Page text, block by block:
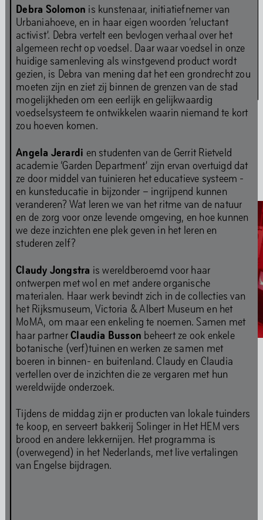
Amulet & Photon – Film Screening and Performance
6jul,2024
Media
Media Archief
Muziek
Debra Solomon is kunstenaar, initiatiefnemer van
Urbaniahoeve, en in haar eigen woorden ‘reluctant
activist’. Debra vertelt een bevlogen verhaal over het
algemeen recht op voedsel. Daar waar voedsel in onze
huidige samenleving als winstgevend product wordt
gezien, is Debra van mening dat het een grondrecht zou
moeten zijn en ziet zij binnen de grenzen van de stad
mogelijkheden om een eerlijk en gelijkwaardig
voedselsysteem te ontwikkelen waarin niemand te kort
zou hoeven komen.
Angela Jerardi en studenten van de Gerrit Rietveld
academie ‘Garden Department’ zijn ervan overtuigd dat
ze door middel van tuinieren het educatieve systeem -
en kunsteducatie in bijzonder – ingrijpend kunnen
veranderen? Wat leren we van het ritme van de natuur
en de zorg voor onze levende omgeving, en hoe kunnen
we deze inzichten ene plek geven in het leren en
studeren zelf?
Claudy Jongstra is wereldberoemd voor haar
ontwerpen met wol en met andere organische
materialen. Haar werk bevindt zich in de collecties van
het Rijksmuseum, Victoria & Albert Museum en het
MoMA, om maar een enkeling te noemen. Samen met
haar partnerClaudia Busson beheert ze ook enkele
botanische (verf)tuinen en werken ze samen met
boeren in binnen- en buitenland. Claudy en Claudia
vertellen over de inzichten die ze vergaren met hun
wereldwijde onderzoek.
Tijdens de middag zijn er producten van lokale tuinders
te koop, en serveert bakkerij Solinger in Het HEM vers
brood en andere lekkernijen. Het programma is
(overwegend) in het Nederlands, met live vertalingen
van Engelse bijdragen.